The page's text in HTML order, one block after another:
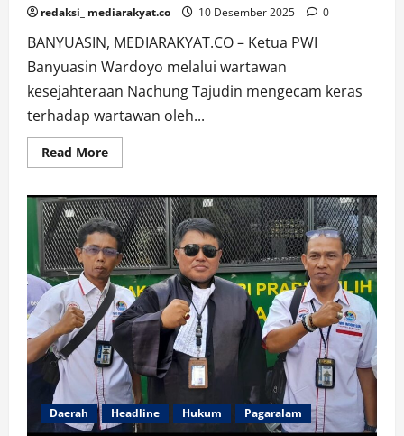
redaksi_ mediarakyat.co 10 Desember 2025 0
BANYUASIN, MEDIARAKYAT.CO – Ketua PWI
Banyuasin Wardoyo melalui wartawan
kesejahteraan Nachung Tajudin mengecam keras
terhadap wartawan oleh...
Read MoreRead
more
Banyuasin
Kecam
Penganiayaan
Wartawan/Bendahara
IWO-
I
Kota
Pagar
Alam
Oleh
Oknum
Kontraktor
RL
Daerah Headline Hukum Pagaralam